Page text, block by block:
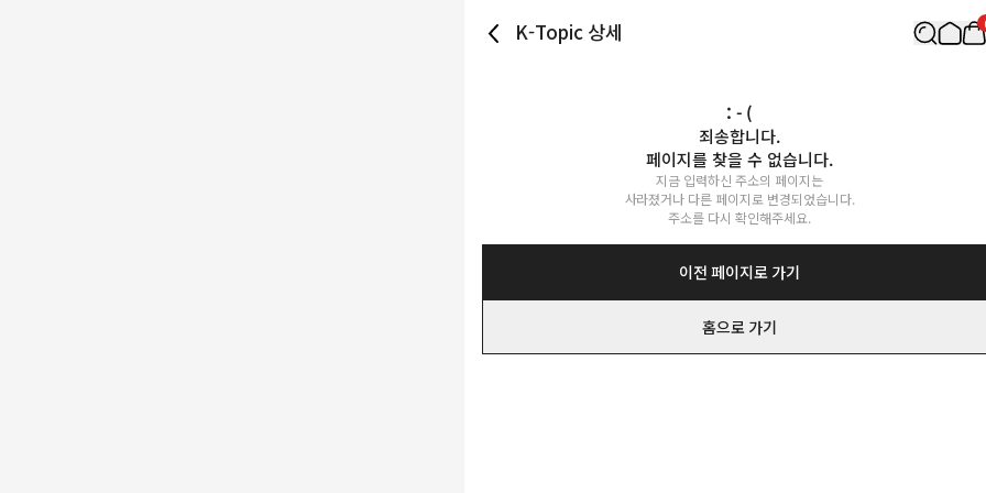
K-Topic 상세
: - (
죄송합니다.
페이지를 찾을 수 없습니다.
지금 입력하신 주소의 페이지는
사라졌거나 다른 페이지로 변경되었습니다.
주소를 다시 확인해주세요.
이전 페이지로 가기
홈으로 가기